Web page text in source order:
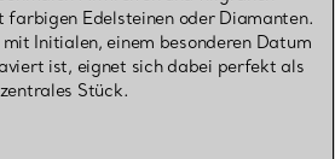
Edelsteinen oder Diamanten.
Initialen, einem besonderen Datum
ist, eignet sich dabei perfekt als
zentrales Stück.